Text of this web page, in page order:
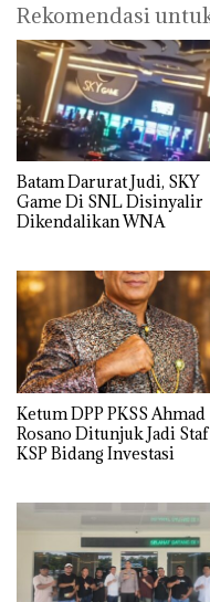
Rekomendasi
Batam Darurat Judi, SKY
Game Di SNL Disinyalir
Dikendalikan WNA
Ketum DPP PKSS Ahmad
Rosano Ditunjuk Jadi Staf
KSP Bidang Investasi